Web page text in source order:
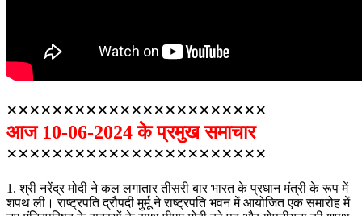
×××××××××××××××××××××××
आज 10-06-2024 के प्रमुख समाचार
×××××××××××××××××××××××
1. श्री नरेंद्र मोदी ने कल लगातार तीसरी बार भारत के प्रधान मंत्री के रूप में
शपथ ली। राष्ट्रपति द्रौपदी मुर्मू ने राष्ट्रपति भवन में आयोजित एक समारोह में